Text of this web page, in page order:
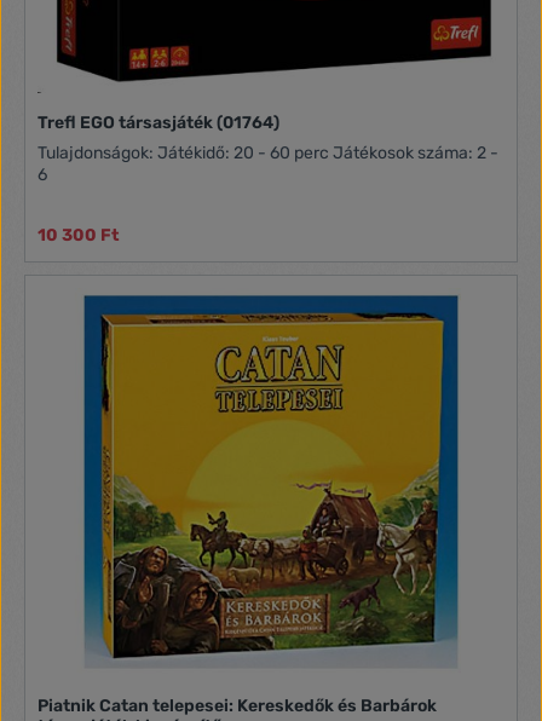
Trefl EGO társasjáték (01764)
Tulajdonságok: Játékidő: 20 - 60 perc Játékosok száma: 2 -
6
10 300 Ft
Piatnik Catan telepesei: Kereskedők és Barbárok